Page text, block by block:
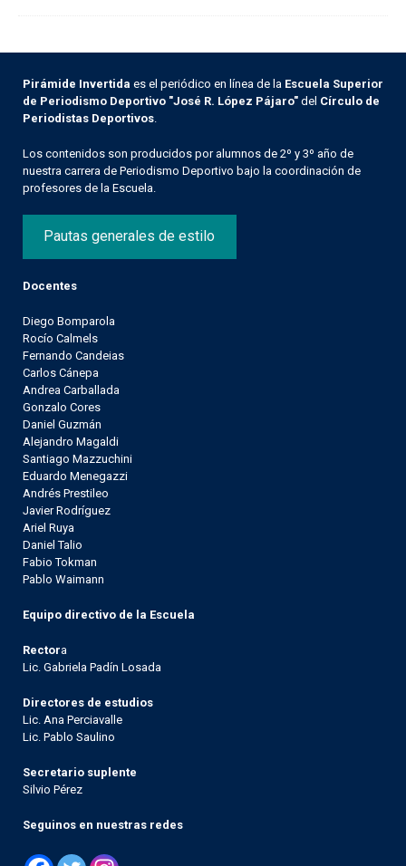
Pirámide Invertida es el periódico en línea de la Escuela Superior
de Periodismo Deportivo "José R. López Pájaro" del Círculo de
Periodistas Deportivos
Los contenidos son producidos por alumnos de 2º y 3º año de
nuestra carrera de Periodismo Deportivo bajo la coordinación de
profesores de la Escuela.
Pautas generales de estilo
Docentes
Diego Bomparola
Rocío Calmels
Fernando Candeias
Carlos Cánepa
Andrea Carballada
Gonzalo Cores
Daniel Guzmán
Alejandro Magaldi
Santiago Mazzuchini
Eduardo Menegazzi
Andrés Prestileo
Javier Rodríguez
Ariel Ruya
Daniel Talio
Fabio Tokman
Pablo Waimann
Equipo directivo de la Escuela
Rectora
Lic. Gabriela Padín Losada
Directores de estudios
Lic. Ana Perciavalle
Lic. Pablo Saulino
Secretario suplente
Silvio Pérez
Seguinos en nuestras redes